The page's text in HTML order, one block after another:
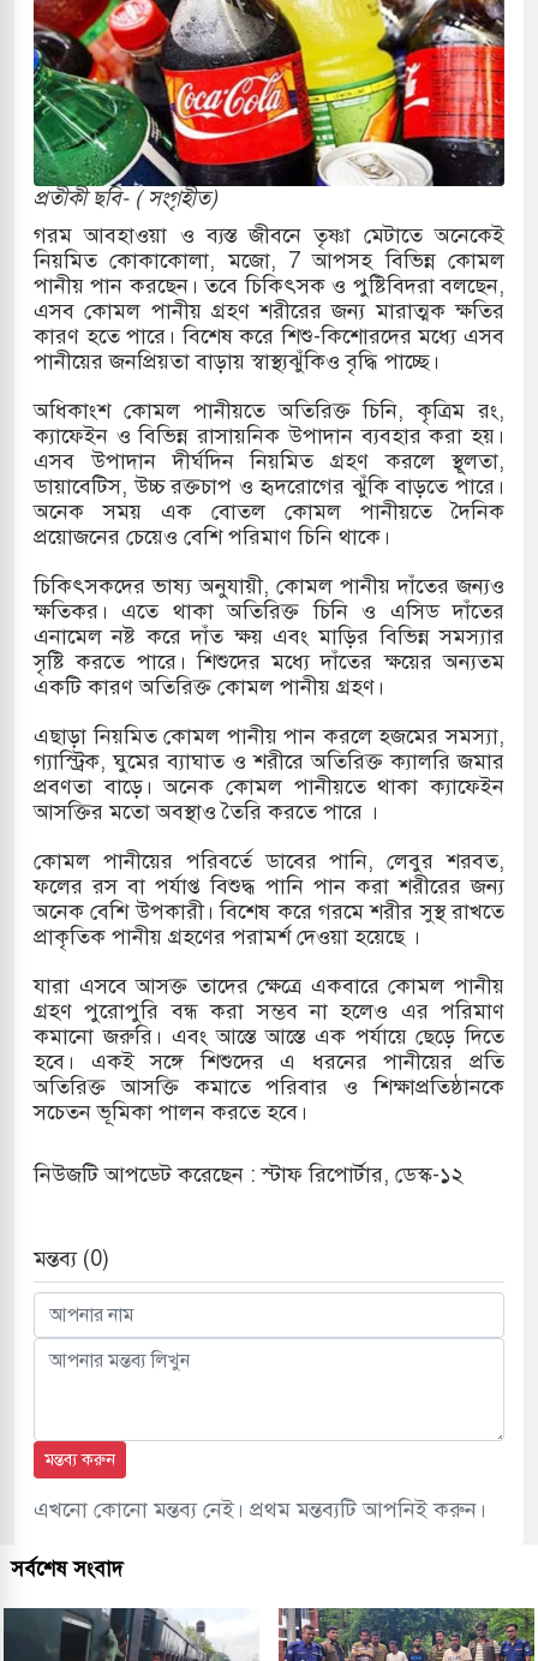
জুমার বয়ান ও নামাজ পড়াবেন দেওবন্দের
ছাড়লেন জনপ্রিয় ভারতীয় সাংবাদিক ময়ূখ রঞ্জন
অ্যারেস্ট আবেদন, বরগুনার এসআইয়ের বিরুদ্ধে
জাদুঘর নতুন বাংলাদেশের পথচলার কেন্দ্র হবে: ড.
বিভিন্ন খাতে সৌদির বিনিয়োগের আহবান প্রধানমন্ত্রীর
হামলায় ছাত্রদল ও ছাত্রলীগের আচরণ ইসরায়েলের
পথে ইসরায়েলীরা,হাতছাড়ার ঝুঁকিতে জরুরি
পাহাড়ি ঢলে ফুঁসে উঠেছে তিস্তা
মুক্তির দাবিতে পাকিস্তানজুড়ে পিটিআইয়ের আজ
কোরিয়ার ক্ষেপণাস্ত্র ইউনিট মোতায়েন করা হয়েছে:
প্রতীকী ছবি- ( সংগৃহীত)
গরম আবহাওয়া ও ব্যস্ত জীবনে তৃষ্ণা মেটাতে অনেকেই
নিয়মিত কোকাকোলা, মজো, 7 আপসহ বিভিন্ন কোমল
পানীয় পান করছেন। তবে চিকিৎসক ও পুষ্টিবিদরা বলছেন,
এসব কোমল পানীয় গ্রহণ শরীরের জন্য মারাত্মক ক্ষতির
কারণ হতে পারে। বিশেষ করে শিশু-কিশোরদের মধ্যে এসব
পানীয়ের জনপ্রিয়তা বাড়ায় স্বাস্থ্যঝুঁকিও বৃদ্ধি পাচ্ছে।
অধিকাংশ কোমল পানীয়তে অতিরিক্ত চিনি, কৃত্রিম রং,
ক্যাফেইন ও বিভিন্ন রাসায়নিক উপাদান ব্যবহার করা হয়।
এসব উপাদান দীর্ঘদিন নিয়মিত গ্রহণ করলে স্থূলতা,
ডায়াবেটিস, উচ্চ রক্তচাপ ও হৃদরোগের ঝুঁকি বাড়তে পারে।
অনেক সময় এক বোতল কোমল পানীয়তে দৈনিক
প্রয়োজনের চেয়েও বেশি পরিমাণ চিনি থাকে।
চিকিৎসকদের ভাষ্য অনুযায়ী, কোমল পানীয় দাঁতের জন্যও
ক্ষতিকর। এতে থাকা অতিরিক্ত চিনি ও এসিড দাঁতের
এনামেল নষ্ট করে দাঁত ক্ষয় এবং মাড়ির বিভিন্ন সমস্যার
সৃষ্টি করতে পারে। শিশুদের মধ্যে দাঁতের ক্ষয়ের অন্যতম
একটি কারণ অতিরিক্ত কোমল পানীয় গ্রহণ।
এছাড়া নিয়মিত কোমল পানীয় পান করলে হজমের সমস্যা,
গ্যাস্ট্রিক, ঘুমের ব্যাঘাত ও শরীরে অতিরিক্ত ক্যালরি জমার
প্রবণতা বাড়ে। অনেক কোমল পানীয়তে থাকা ক্যাফেইন
আসক্তির মতো অবস্থাও তৈরি করতে পারে ।
কোমল পানীয়ের পরিবর্তে ডাবের পানি, লেবুর শরবত,
ফলের রস বা পর্যাপ্ত বিশুদ্ধ পানি পান করা শরীরের জন্য
অনেক বেশি উপকারী। বিশেষ করে গরমে শরীর সুস্থ রাখতে
প্রাকৃতিক পানীয় গ্রহণের পরামর্শ দেওয়া হয়েছে ।
যারা এসবে আসক্ত তাদের ক্ষেত্রে একবারে কোমল পানীয়
গ্রহণ পুরোপুরি বন্ধ করা সম্ভব না হলেও এর পরিমাণ
কমানো জরুরি। এবং আস্তে আস্তে এক পর্যায়ে ছেড়ে দিতে
হবে। একই সঙ্গে শিশুদের এ ধরনের পানীয়ের প্রতি
অতিরিক্ত আসক্তি কমাতে পরিবার ও শিক্ষাপ্রতিষ্ঠানকে
সচেতন ভূমিকা পালন করতে হবে।
নিউজটি আপডেট করেছেন : স্টাফ রিপোর্টার, ডেস্ক-১২
মন্তব্য (0)
মন্তব্য করুন
এখনো কোনো মন্তব্য নেই। প্রথম মন্তব্যটি আপনিই করুন।
সর্বশেষ সংবাদ